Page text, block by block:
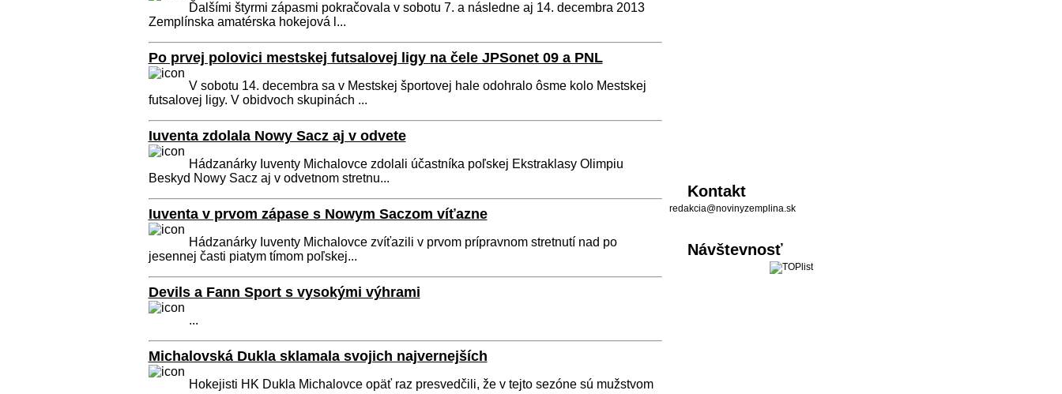
Ďalšími štyrmi zápasmi pokračovala v sobotu 7. a následne aj 14. decembra 2013
Zemplínska amatérska hokejová l...
Po prvej polovici mestskej futsalovej ligy na čele JPSonet 09 a PNL
V sobotu 14. decembra sa v Mestskej športovej hale odohralo ôsme kolo Mestskej
futsalovej ligy. V obidvoch skupinách ...
Iuventa zdolala Nowy Sacz aj v odvete
Hádzanárky Iuventy Michalovce zdolali účastníka poľskej Ekstraklasy Olimpiu
Beskyd Nowy Sacz aj v odvetnom stretnu...
Iuventa v prvom zápase s Nowym Saczom víťazne
Hádzanárky Iuventy Michalovce zvíťazili v prvom prípravnom stretnutí nad po
jesennej časti piatym tímom poľskej...
Devils a Fann Sport s vysokými výhrami
...
Michalovská Dukla sklamala svojich najvernejších
Hokejisti HK Dukla Michalovce opäť raz presvedčili, že v tejto sezóne sú mužstvom
Kontakt
redakcia@novinyzemplina.sk
Návštevnosť